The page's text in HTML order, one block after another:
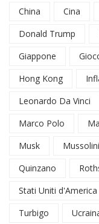
China
Cina
Donald Trump
Giappone
Hong Kong
Leonardo Da Vinci
Marco Polo
Musk
Mussolini
Quinzano
Stati Uniti d'America
Turbigo